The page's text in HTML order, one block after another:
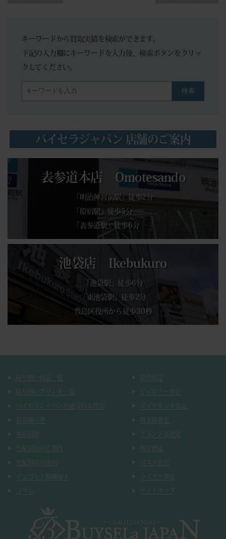
キーワードから買取実績を検索ができます。
下記の入力欄にキーワードを入力後、検索ボタンをクリッ
クしてください。
検索
バイセラジャパン 店舗のご案内
表参道本店 Omotesando
「明治神宮前駅」徒歩2分
「原宿駅」徒歩5分
「表参道駅」徒歩6分
池袋店 Ikebukuro
「池袋駅」徒歩6分
「東池袋駅」徒歩2分
豊島区役所から徒歩30秒
取り扱い商品一覧
取り扱いブランド一覧
バイセラジャパンが選ばれる理由
お客様の声
来店買取
宅配買取のご案内
宅配買取の流れ
インゴット精錬加工
コラム
総合査定
ジュエリー査定
ダイヤモンド査定
貴金属査定
ブランド品査定
時計査定
コスメ査定
ライター査定
サイトマップ